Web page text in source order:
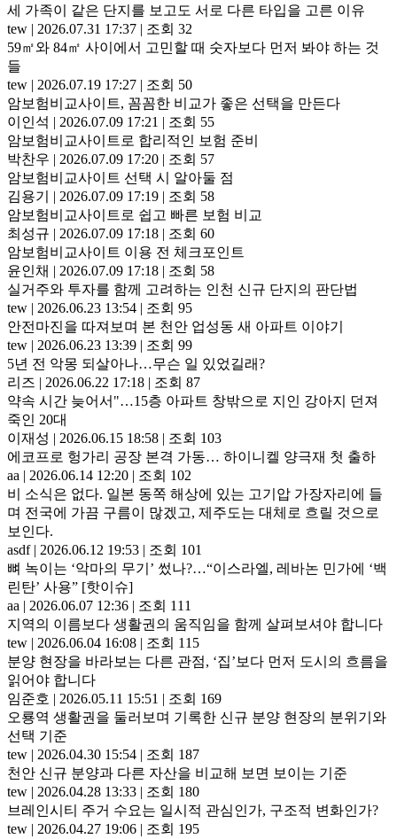
세 가족이 같은 단지를 보고도 서로 다른 타입을 고른 이유
tew | 2026.07.31 17:37 | 조회 32
59㎡와 84㎡ 사이에서 고민할 때 숫자보다 먼저 봐야 하는 것
들
tew | 2026.07.19 17:27 | 조회 50
암보험비교사이트, 꼼꼼한 비교가 좋은 선택을 만든다
이인석 | 2026.07.09 17:21 | 조회 55
암보험비교사이트로 합리적인 보험 준비
박찬우 | 2026.07.09 17:20 | 조회 57
암보험비교사이트 선택 시 알아둘 점
김용기 | 2026.07.09 17:19 | 조회 58
암보험비교사이트로 쉽고 빠른 보험 비교
최성규 | 2026.07.09 17:18 | 조회 60
암보험비교사이트 이용 전 체크포인트
윤인채 | 2026.07.09 17:18 | 조회 58
실거주와 투자를 함께 고려하는 인천 신규 단지의 판단법
tew | 2026.06.23 13:54 | 조회 95
안전마진을 따져보며 본 천안 업성동 새 아파트 이야기
tew | 2026.06.23 13:39 | 조회 99
5년 전 악몽 되살아나…무슨 일 있었길래?
리즈 | 2026.06.22 17:18 | 조회 87
약속 시간 늦어서"…15층 아파트 창밖으로 지인 강아지 던져
죽인 20대
이재성 | 2026.06.15 18:58 | 조회 103
에코프로 헝가리 공장 본격 가동… 하이니켈 양극재 첫 출하
aa | 2026.06.14 12:20 | 조회 102
비 소식은 없다. 일본 동쪽 해상에 있는 고기압 가장자리에 들
며 전국에 가끔 구름이 많겠고, 제주도는 대체로 흐릴 것으로
보인다.
asdf | 2026.06.12 19:53 | 조회 101
뼈 녹이는 ‘악마의 무기’ 썼나?…“이스라엘, 레바논 민가에 ‘백
린탄’ 사용” [핫이슈]
aa | 2026.06.07 12:36 | 조회 111
지역의 이름보다 생활권의 움직임을 함께 살펴보셔야 합니다
tew | 2026.06.04 16:08 | 조회 115
분양 현장을 바라보는 다른 관점, ‘집’보다 먼저 도시의 흐름을
읽어야 합니다
임준호 | 2026.05.11 15:51 | 조회 169
오룡역 생활권을 둘러보며 기록한 신규 분양 현장의 분위기와
선택 기준
tew | 2026.04.30 15:54 | 조회 187
천안 신규 분양과 다른 자산을 비교해 보면 보이는 기준
tew | 2026.04.28 13:33 | 조회 180
브레인시티 주거 수요는 일시적 관심인가, 구조적 변화인가?
tew | 2026.04.27 19:06 | 조회 195